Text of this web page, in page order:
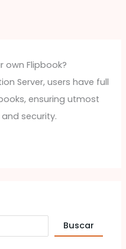
own Flipbook?
Server, users have full
ensuring utmost
security.
Buscar